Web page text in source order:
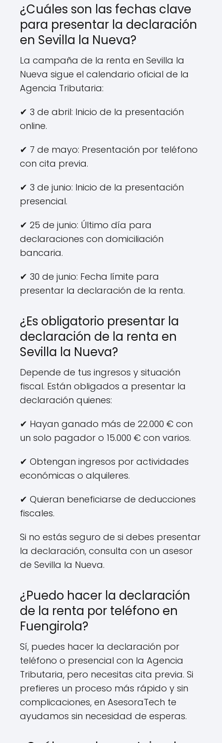
¿Cuáles son las fechas clave
para presentar la declaración
en Sevilla la Nueva?
La campaña de la renta en Sevilla la
Nueva sigue el calendario oficial de la
Agencia Tributaria:
✔ 3 de abril: Inicio de la presentación
online.
✔ 7 de mayo: Presentación por teléfono
con cita previa.
✔ 3 de junio: Inicio de la presentación
presencial.
✔ 25 de junio: Último día para
declaraciones con domiciliación
bancaria.
✔ 30 de junio: Fecha límite para
presentar la declaración de la renta.
¿Es obligatorio presentar la
declaración de la renta en
Sevilla la Nueva?
Depende de tus ingresos y situación
fiscal. Están obligados a presentar la
declaración quienes:
✔ Hayan ganado más de 22.000 € con
un solo pagador o 15.000 € con varios.
✔ Obtengan ingresos por actividades
económicas o alquileres.
✔ Quieran beneficiarse de deducciones
fiscales.
Si no estás seguro de si debes presentar
la declaración, consulta con un asesor
de Sevilla la Nueva.
¿Puedo hacer la declaración
de la renta por teléfono en
Fuengirola?
Sí, puedes hacer la declaración por
teléfono o presencial con la Agencia
Tributaria, pero necesitas cita previa. Si
prefieres un proceso más rápido y sin
complicaciones, en AsesoraTech te
ayudamos sin necesidad de esperas.